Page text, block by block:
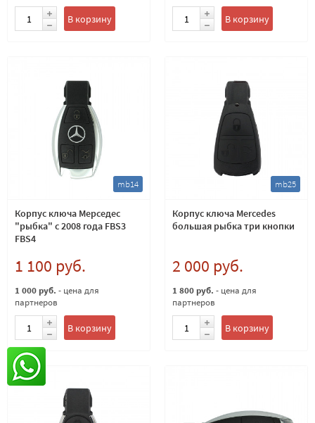
В корзину В корзину
mb14
Корпус ключа Мерседес
"рыбка" с 2008 года FBS3
FBS4
1 100 руб.
1 000 руб. - цена для
партнеров
В корзину
mb25
Корпус ключа Mercedes
большая рыбка три кнопки
2 000 руб.
1 800 руб. - цена для
партнеров
В корзину